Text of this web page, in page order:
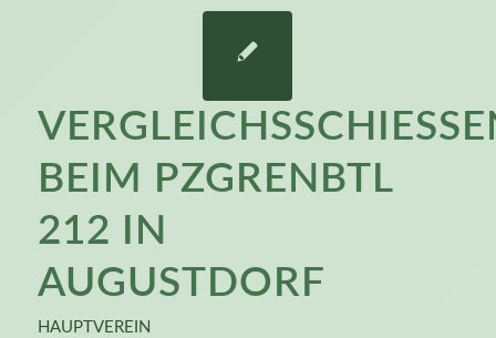
VERGLEICHSSCHIESSEN
EIM PZGRENBTL 2
12 IN A
UGUSTDORF
HAUPTVEREIN